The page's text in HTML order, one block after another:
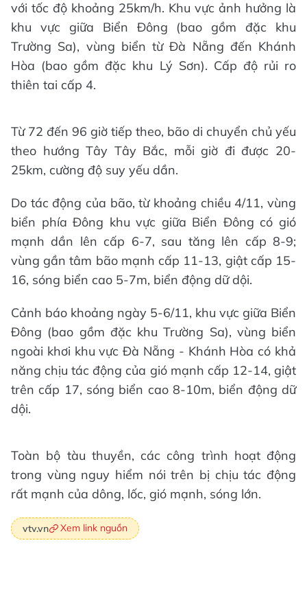
với tốc độ khoảng 25km/h. Khu vực ảnh hưởng là
khu vực giữa Biển Đông (bao gồm đặc khu
Trường Sa), vùng biển từ Đà Nẵng đến Khánh
Hòa (bao gồm đặc khu Lý Sơn). Cấp độ rủi ro
thiên tai cấp 4.
Từ 72 đến 96 giờ tiếp theo, bão di chuyển chủ yếu
theo hướng Tây Tây Bắc, mỗi giờ đi được 20-
25km, cường độ suy yếu dần.
Do tác động của bão, từ khoảng chiều 4/11, vùng
biển phía Đông khu vực giữa Biển Đông có gió
mạnh dần lên cấp 6-7, sau tăng lên cấp 8-9;
vùng gần tâm bão mạnh cấp 11-13, giật cấp 15-
16, sóng biển cao 5-7m, biển động dữ dội.
Cảnh báo khoảng ngày 5-6/11, khu vực giữa Biển
Đông (bao gồm đặc khu Trường Sa), vùng biển
ngoài khơi khu vực Đà Nẵng - Khánh Hòa có khả
năng chịu tác động của gió mạnh cấp 12-14, giật
trên cấp 17, sóng biển cao 8-10m, biển động dữ
dội.
Toàn bộ tàu thuyền, các công trình hoạt động
trong vùng nguy hiểm nói trên bị chịu tác động
rất mạnh của dông, lốc, gió mạnh, sóng lớn.
vtv.vn Xem link nguồn